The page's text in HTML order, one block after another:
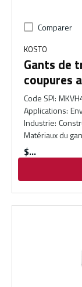
Comparer
KOSTO
Gants de
coupures
Code SPI:
Applications:
Industrie:
Matériaux du
$